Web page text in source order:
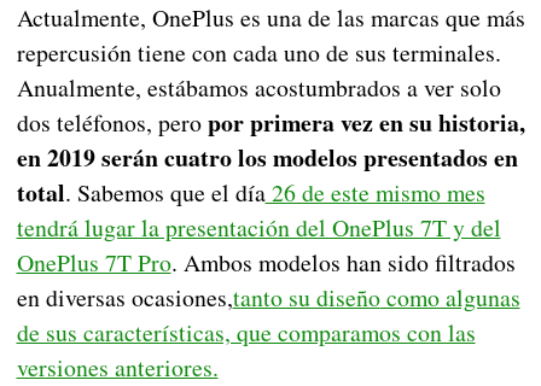
Actualmente, OnePlus es una de las marcas que más
repercusión tiene con cada uno de sus terminales.
Anualmente, estábamos acostumbrados a ver solo
dos teléfonos, peropor primera vez en su historia,
en 2019 serán cuatro los modelos presentados en
total. Sabemos que el día26 de este mismo mes
tendrá lugar la presentación del OnePlus 7T y del
OnePlus 7T Pro. Ambos modelos han sido filtrados
en diversas ocasiones,tanto su diseñocomo algunas
de sus características, que comparamos con las
versiones anteriores.